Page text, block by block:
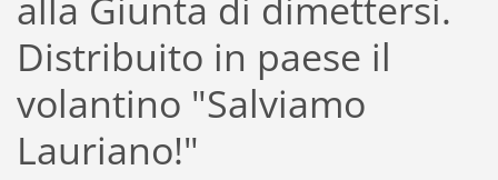
Distribuito in paese il
volantino "Salviamo
Lauriano!"